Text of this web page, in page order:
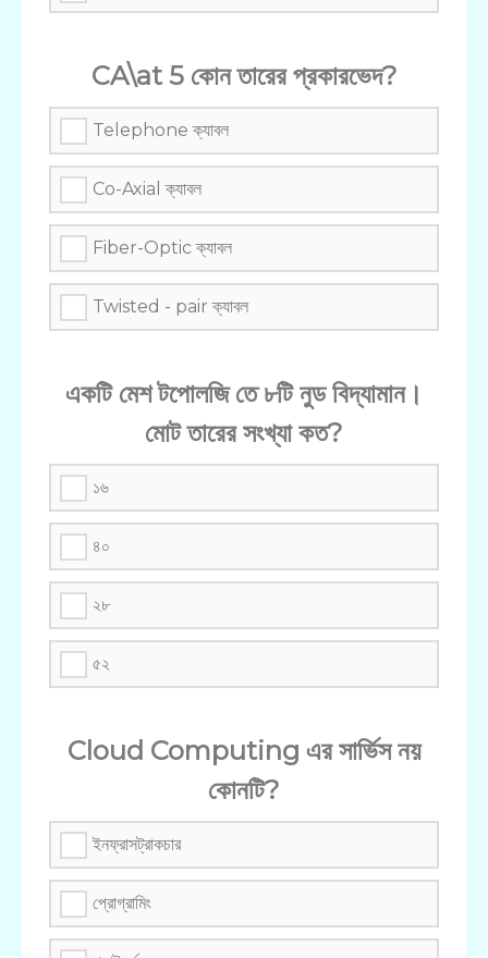
CA\at 5 কোন তারের প্রকারভেদ?
Telephone ক্যাবল
Co-Axial ক্যাবল
Fiber-Optic ক্যাবল
Twisted - pair ক্যাবল
একটি মেশ টপোলজি তে ৮টি নুড বিদ্যামান।
মোট তারের সংখ্যা কত?
১৬
৪০
২৮
৫২
Cloud Computing এর সার্ভিস নয়
কোনটি?
ইনফ্রাসট্রাকচার
প্রোগ্রামিং